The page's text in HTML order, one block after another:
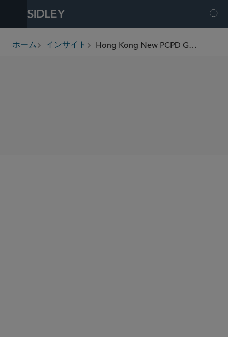
breadcrumbs
ホーム インサイト Hong Kong New PCPD Guidance on Handling Data Breaches